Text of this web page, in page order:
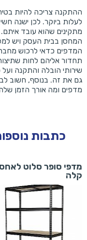
ההתקנה צריכה להיות
לעלות ביוקר. לכן ישנה
מתקינים שהוא עובד
המחסן בבית העסק ויש
המדפים כדאי לרכוש
תחדור אליהם לחות
שירותי הובלה והתקנה
גם את זה. בנוסף, חשוב
מדפים ומה אורך הזמן
כתבות
מדפי סופר סלוט
קלה